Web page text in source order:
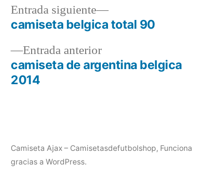
Navegación
de
entradas
Entrada anteriorEntrada
anterior:
camiseta de argentina belgica
2014
Entrada siguiente
Entrada
siguiente:
camiseta belgica total 90
Camiseta Ajax – Camisetasdefutbolshop, Funciona
gracias a WordPress.